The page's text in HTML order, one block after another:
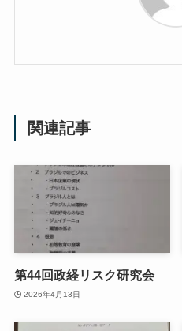
関連記事
第44回政経リスク研究会
2026年4月13日